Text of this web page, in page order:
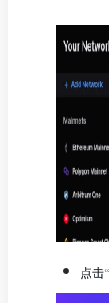
点击